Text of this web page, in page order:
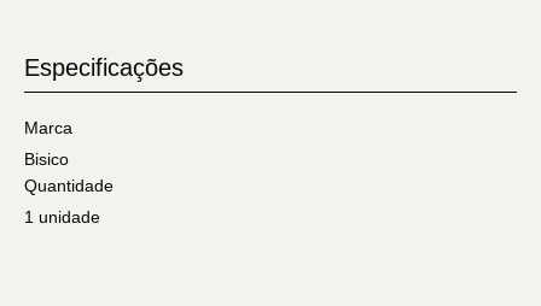
Especificações
Marca
Bisico
Quantidade
1 unidade